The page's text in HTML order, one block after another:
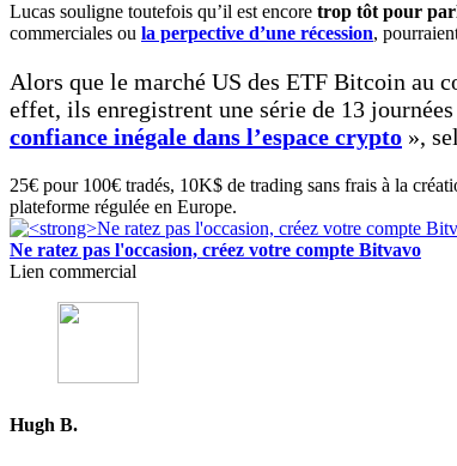
Lucas souligne toutefois qu’il est encore trop tôt pour
commerciales ou la perpective d’une récession,
Alors que le marché US des ETF Bitcoin au
effet, ils enregistrent une série de 13
confiance inégale dans l’espace crypto »,
25€ pour 100€ tradés, 10K$ de trading sans frais à la
plateforme régulée en Europe.
Ne ratez pas l'occasion, créez votre compte Bitvavo
Lien commercial
Hugh B.